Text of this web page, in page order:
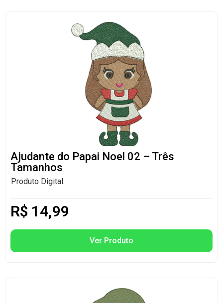
Ajudante do Papai Noel 02 – Três
Tamanhos
Produto Digital.
R$ 14,99
Ver Produto